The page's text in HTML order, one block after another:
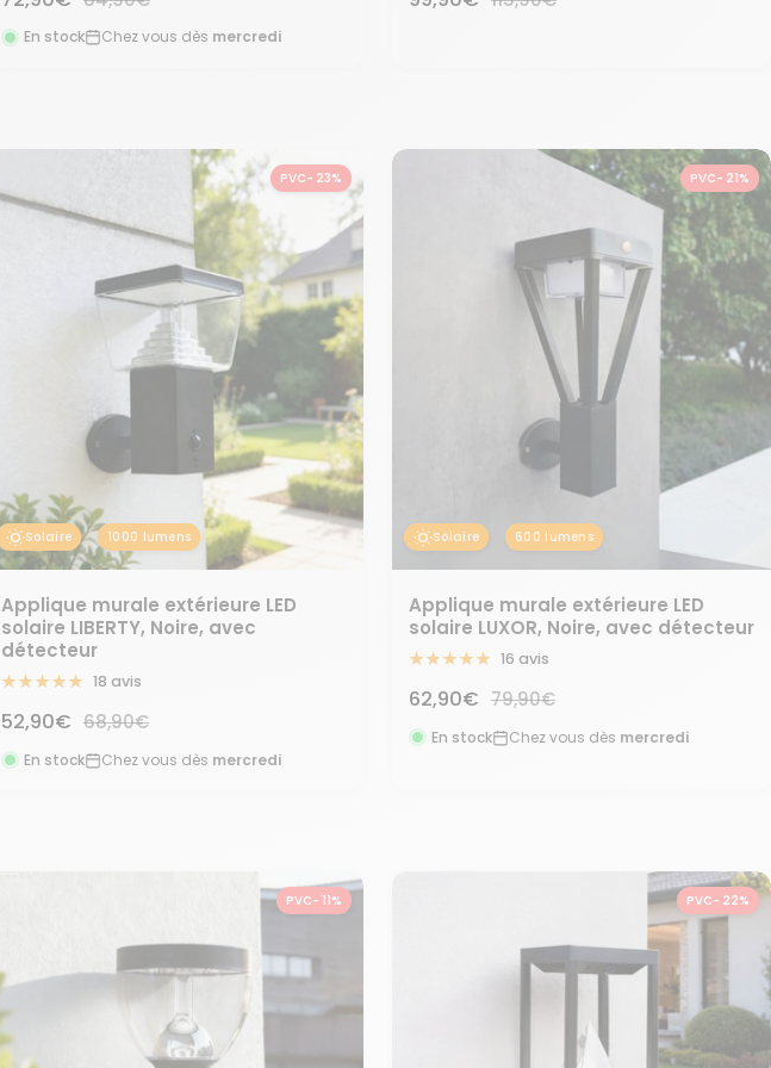
de
normal
En stock Chez vous dès mercredi
Solaire 1000 lumens
PVC- 23%
Applique murale extérieure LED
solaire LIBERTY, Noire, avec
détecteur
18 avis
Prix
de
52,90€ Prix
normal
68,90€
En stock Chez vous dès mercredi
Solaire 600 lumens
PVC- 21%
Applique murale extérieure LED
solaire LUXOR, Noire, avec détecteur
16 avis
Prix
de
62,90€ Prix
normal
79,90€
En stock Chez vous dès mercredi
PVC- 11% PVC- 22%